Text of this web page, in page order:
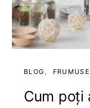
BLOG
Cum poți